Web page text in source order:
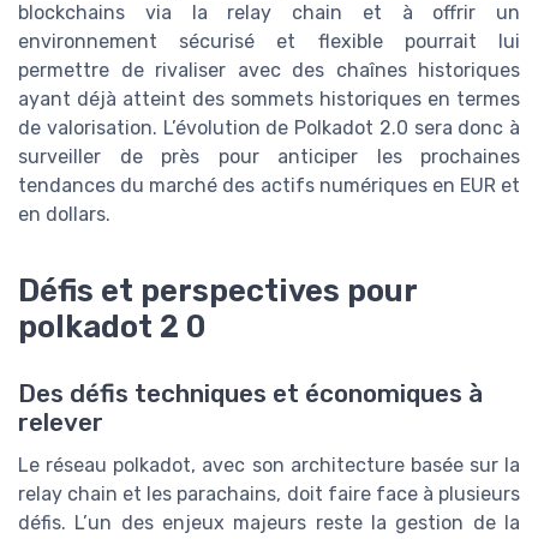
blockchains via la relay chain et à offrir un
environnement sécurisé et flexible pourrait lui
permettre de rivaliser avec des chaînes historiques
ayant déjà atteint des sommets historiques en termes
de valorisation. L’évolution de Polkadot 2.0 sera donc à
surveiller de près pour anticiper les prochaines
tendances du marché des actifs numériques en EUR et
en dollars.
Défis et perspectives pour
polkadot 2 0
Des défis techniques et économiques à
relever
Le réseau polkadot, avec son architecture basée sur la
relay chain et les parachains, doit faire face à plusieurs
défis. L’un des enjeux majeurs reste la gestion de la